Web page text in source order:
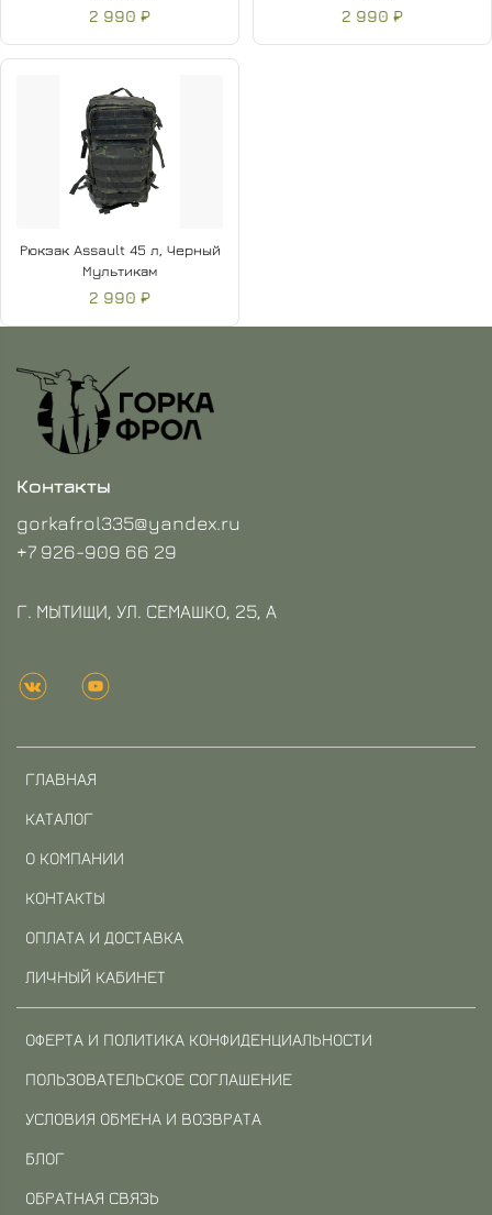
2 990 ₽ 2 990 ₽
Рюкзак Assault 45 л, Черный
Мультикам
2 990 ₽
ГЛАВНАЯ
КАТАЛОГ
О КОМПАНИИ
КОНТАКТЫ
ОПЛАТА И ДОСТАВКА
ЛИЧНЫЙ КАБИНЕТ
ОФЕРТА И ПОЛИТИКА КОНФИДЕНЦИАЛЬНОСТИ
ПОЛЬЗОВАТЕЛЬСКОЕ СОГЛАШЕНИЕ
УСЛОВИЯ ОБМЕНА И ВОЗВРАТА
БЛОГ
ОБРАТНАЯ СВЯЗЬ
Контакты
gorkafrol335@yandex.ru
+7 926-909 66 29
Г. МЫТИЩИ, УЛ. СЕМАШКО, 25, А